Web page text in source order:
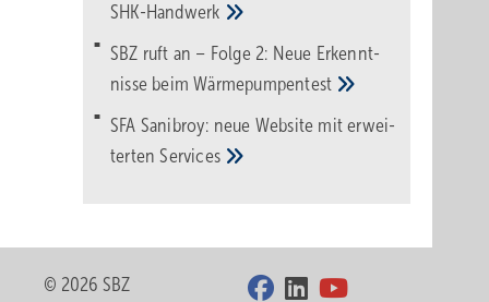
SHK-Handwerk
SBZ ruft an – Folge 2: Neue Erkennt­
nisse beimWärme­pumpen­test
SFA Sanibroy: neue Web­site mit erwei­
tertenServices
© 2026 SBZ